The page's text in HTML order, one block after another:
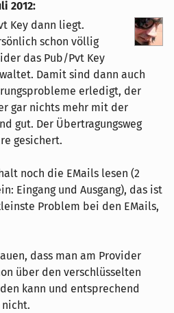
2012:
Key dann liegt.
schon völlig
das Pub/Pvt Key
Damit sind dann auch
erledigt, der
gar nichts mehr mit der
gut. Der Übertragungsweg
gesichert.
noch die EMails lesen (2
Eingang und Ausgang), das ist
Problem bei den EMails,
dass man am Provider
über den verschlüsselten
kann und entsprechend
nicht.